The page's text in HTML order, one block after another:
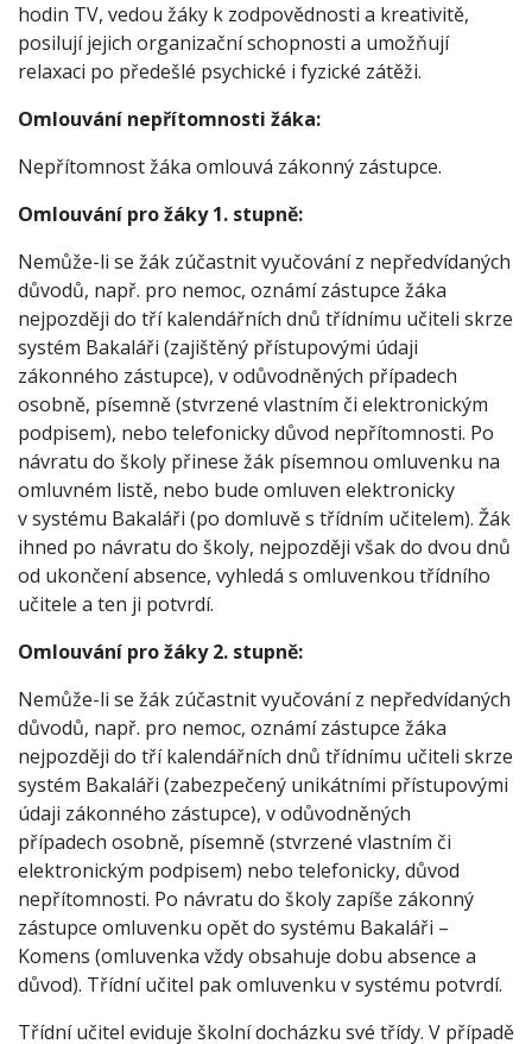
hodin TV, vedou žáky k zodpovědnosti a kreativitě,
posilují jejich organizační schopnosti a umožňují
relaxaci po předešlé psychické i fyzické zátěži.
Omlouvání nepřítomnosti žáka:
Nepřítomnost žáka omlouvá zákonný zástupce.
Omlouvání pro žáky 1. stupně:
Nemůže-li se žák zúčastnit vyučování z nepředvídaných
důvodů, např. pro nemoc, oznámí zástupce žáka
nejpozději do tří kalendářních dnů třídnímu učiteli skrze
systém Bakaláři (zajištěný přístupovými údaji
zákonného zástupce), v odůvodněných případech
osobně, písemně (stvrzené vlastním či elektronickým
podpisem), nebo telefonicky důvod nepřítomnosti. Po
návratu do školy přinese žák písemnou omluvenku na
omluvném listě, nebo bude omluven elektronicky
v systému Bakaláři (po domluvě s třídním učitelem). Žák
ihned po návratu do školy, nejpozději však do dvou dnů
od ukončení absence, vyhledá s omluvenkou třídního
učitele a ten ji potvrdí.
Omlouvání pro žáky 2. stupně:
Nemůže-li se žák zúčastnit vyučování z nepředvídaných
důvodů, např. pro nemoc, oznámí zástupce žáka
nejpozději do tří kalendářních dnů třídnímu učiteli skrze
systém Bakaláři (zabezpečený unikátními přístupovými
údaji zákonného zástupce), v odůvodněných
případech osobně, písemně (stvrzené vlastním či
elektronickým podpisem) nebo telefonicky, důvod
nepřítomnosti. Po návratu do školy zapíše zákonný
zástupce omluvenku opět do systému Bakaláři –
Komens (omluvenka vždy obsahuje dobu absence a
důvod). Třídní učitel pak omluvenku v systému potvrdí.
Třídní učitel eviduje školní docházku své třídy. V případě